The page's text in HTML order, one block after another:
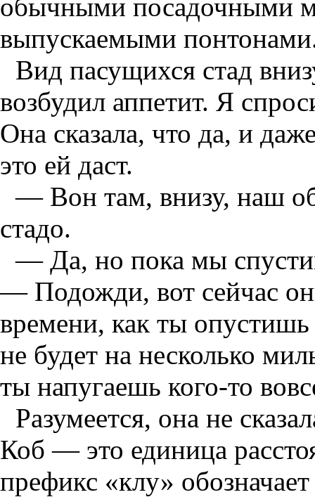
обычными посадочными
выпускаемыми
Вид пасущихся стад
возбудил аппетит. Я
Она сказала, что да, и
это ей даст.
— Вон там, внизу, наш
стадо.
— Да, но пока мы
— Подожди, вот сейчас
времени, как ты
не будет на несколько
ты напугаешь кого-то
Разумеется, она не
Коб — это единица
префикс «клу»